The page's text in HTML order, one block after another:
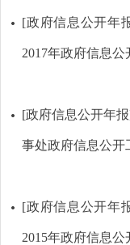
[政府信息公开年
2017年政府信息
[政府信息公开年
事处政府信息公开
[政府信息公开年
2015年政府信息